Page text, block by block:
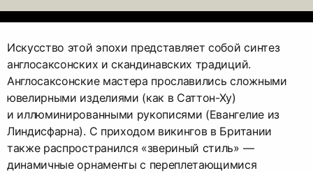
Искусство этой эпохи представляет собой синтез
англосаксонских и скандинавских традиций.
Англосаксонские мастера прославились сложными
ювелирными изделиями (как в Саттон-Ху)
и иллюминированными рукописями (Евангелие из
Линдисфарна). С приходом викингов в Британии
также распространился «звериный стиль» — ​
динамичные орнаменты с переплетающимися